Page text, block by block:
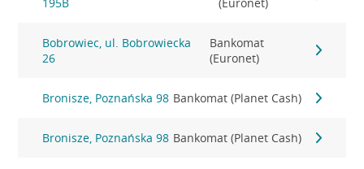
Bobrowiec, ul. Bobrowiecka
26
Bankomat
(Euronet)
Bronisze, Poznańska 98 Bankomat (Planet Cash)
Bronisze, Poznańska 98 Bankomat (Planet Cash)